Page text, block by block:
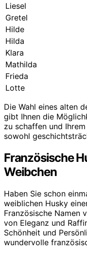
Liesel
Gretel
Hilde
Hilda
Klara
Mathilda
Frieda
Lotte
Die Wahl eines alten
gibt Ihnen die
zu schaffen und
sowohl
Französische
Weibchen
Haben Sie schon
weiblichen Husky
Französische Namen
von Eleganz und
Schönheit und
wundervolle